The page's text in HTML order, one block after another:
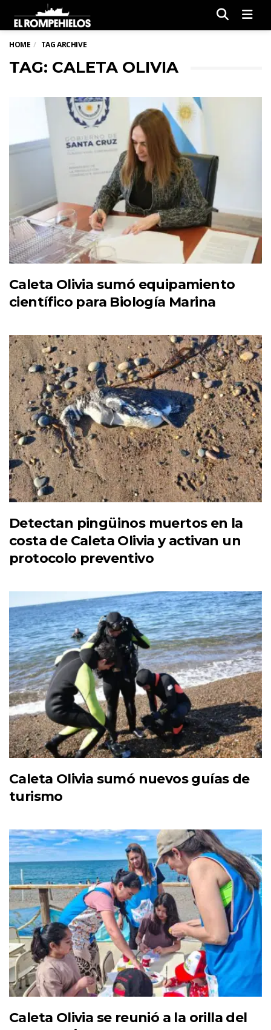
HOME TAG ARCHIVE
TAG: CALETA OLIVIA
Caleta Olivia sumó equipamiento
científico para Biología Marina
Detectan pingüinos muertos en la
costa de Caleta Olivia y activan un
protocolo preventivo
Caleta Olivia sumó nuevos guías de
turismo
Caleta Olivia se reunió a la orilla del